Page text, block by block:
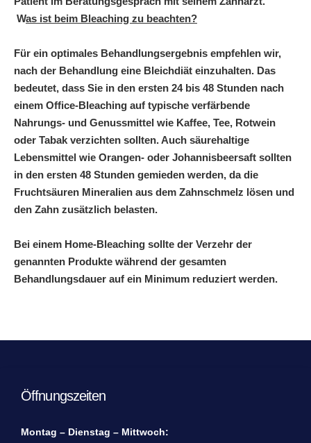
Was ist beim Bleaching zu beachten?
Für ein optimales Behandlungsergebnis empfehlen wir,
nach der Behandlung eine Bleichdiät einzuhalten. Das
bedeutet, dass Sie in den ersten 24 bis 48 Stunden nach
einem Office-Bleaching auf typische verfärbende
Nahrungs- und Genussmittel wie Kaffee, Tee, Rotwein
oder Tabak verzichten sollten. Auch säurehaltige
Lebensmittel wie Orangen- oder Johannisbeersaft sollten
in den ersten 48 Stunden gemieden werden, da die
Fruchtsäuren Mineralien aus dem Zahnschmelz lösen und
den Zahn zusätzlich belasten.
Bei einem Home-Bleaching sollte der Verzehr der
genannten Produkte während der gesamten
Behandlungsdauer auf ein Minimum reduziert werden.
Öffnungszeiten
Montag – Dienstag – Mittwoch: